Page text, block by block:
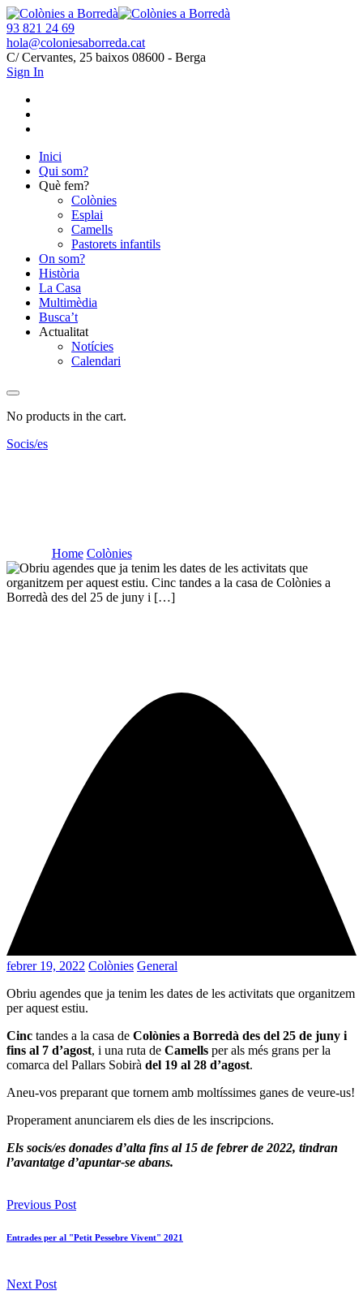
93 821 24 69
hola@coloniesaborreda.cat
C/ Cervantes, 25 baixos 08600 - Berga
Sign In
Inici
Qui som?
Què fem?
Colònies
Esplai
Camells
Pastorets infantils
On som?
Història
La Casa
Multimèdia
Busca’t
Actualitat
Notícies
Calendari
No products in the cart.
Socis/es
Home Colònies
febrer 19, 2022 Colònies General
Obriu agendes que ja tenim les dates de les activitats que organitzem
per aquest estiu.
Cinc tandes a la casa de Colònies a Borredà des del 25 de juny i
fins al 7 d’agost, i una ruta de Camells per als més grans per la
comarca del Pallars Sobirà del 19 al 28 d’agost.
Aneu-vos preparant que tornem amb moltíssimes ganes de veure-us!
Properament anunciarem els dies de les inscripcions.
Els socis/es donades d’alta fins al 15 de febrer de 2022, tindran
l’avantatge d’apuntar-se abans.
Previous Post
Entrades per al "Petit Pessebre Vivent" 2021
Next Post